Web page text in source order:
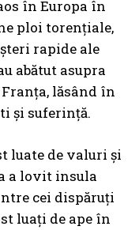
în Europa în
ploi torențiale,
rapide ale
abătut asupra
lăsând în
și suferință.
luate de valuri și
a lovit insula
cei dispăruți
luați de ape în